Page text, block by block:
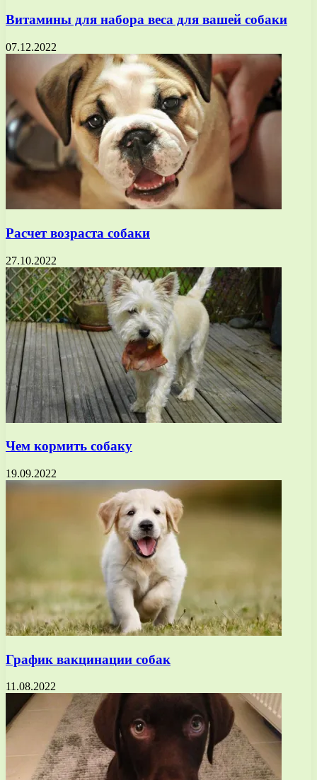
Витамины для набора веса для вашей собаки
07.12.2022
Расчет возраста собаки
27.10.2022
Чем кормить собаку
19.09.2022
График вакцинации собак
11.08.2022